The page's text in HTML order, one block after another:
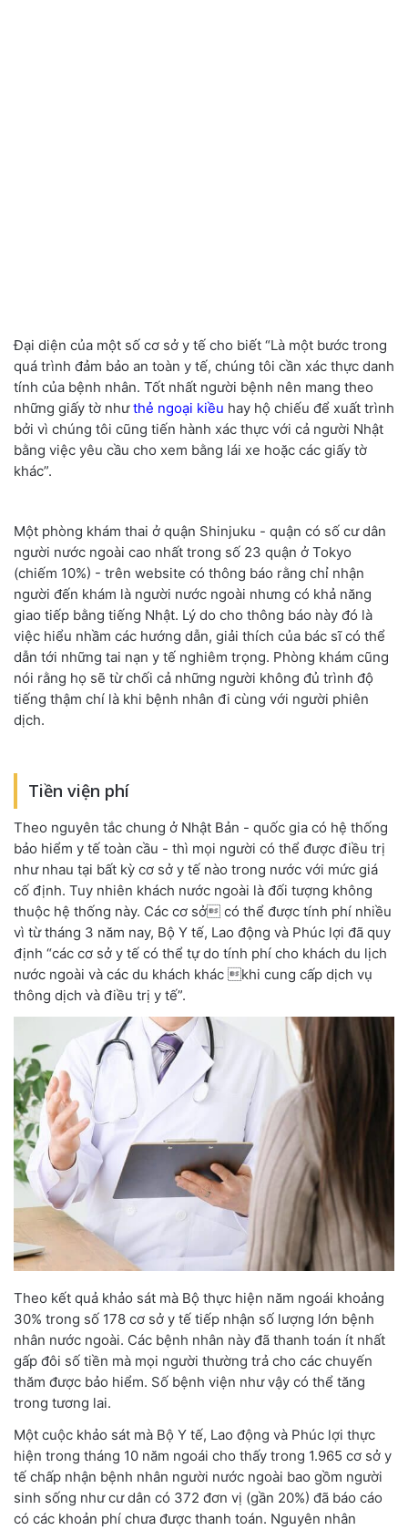
Đại diện của một số cơ sở y tế cho biết “Là một bước trong
quá trình đảm bảo an toàn y tế, chúng tôi cần xác thực danh
tính của bệnh nhân. Tốt nhất người bệnh nên mang theo
những giấy tờ nhưthẻ ngoại kiều hay hộ chiếu để xuất trình
bởi vì chúng tôi cũng tiến hành xác thực với cả người Nhật
bằng việc yêu cầu cho xem bằng lái xe hoặc các giấy tờ
khác”.
Một phòng khám thai ở quận Shinjuku - quận có số cư dân
người nước ngoài cao nhất trong số 23 quận ở Tokyo
(chiếm 10%) - trên website có thông báo rằng chỉ nhận
người đến khám là người nước ngoài nhưng có khả năng
giao tiếp bằng tiếng Nhật. Lý do cho thông báo này đó là
việc hiểu nhầm các hướng dẫn, giải thích của bác sĩ có thể
dẫn tới những tai nạn y tế nghiêm trọng. Phòng khám cũng
nói rằng họ sẽ từ chối cả những người không đủ trình độ
tiếng thậm chí là khi bệnh nhân đi cùng với người phiên
dịch.
Tiền viện phí
Theo nguyên tắc chung ở Nhật Bản - quốc gia có hệ thống
bảo hiểm y tế toàn cầu - thì mọi người có thể được điều trị
như nhau tại bất kỳ cơ sở y tế nào trong nước với mức giá
cố định. Tuy nhiên khách nước ngoài là đối tượng không
thuộc hệ thống này. Các cơ sở có thể được tính phí nhiều
vì từ tháng 3 năm nay, Bộ Y tế, Lao động và Phúc lợi đã quy
định “các cơ sở y tế có thể tự do tính phí cho khách du lịch
nước ngoài và các du khách khác khi cung cấp dịch vụ
thông dịch và điều trị y tế”.
Theo kết quả khảo sát mà Bộ thực hiện năm ngoái khoảng
30% trong số 178 cơ sở y tế tiếp nhận số lượng lớn bệnh
nhân nước ngoài. Các bệnh nhân này đã thanh toán ít nhất
gấp đôi số tiền mà mọi người thường trả cho các chuyến
thăm được bảo hiểm. Số bệnh viện như vậy có thể tăng
trong tương lai.
Một cuộc khảo sát mà Bộ Y tế, Lao động và Phúc lợi thực
hiện trong tháng 10 năm ngoái cho thấy trong 1.965 cơ sở y
tế chấp nhận bệnh nhân người nước ngoài bao gồm người
sinh sống như cư dân có 372 đơn vị (gần 20%) đã báo cáo
có các khoản phí chưa được thanh toán. Nguyên nhân